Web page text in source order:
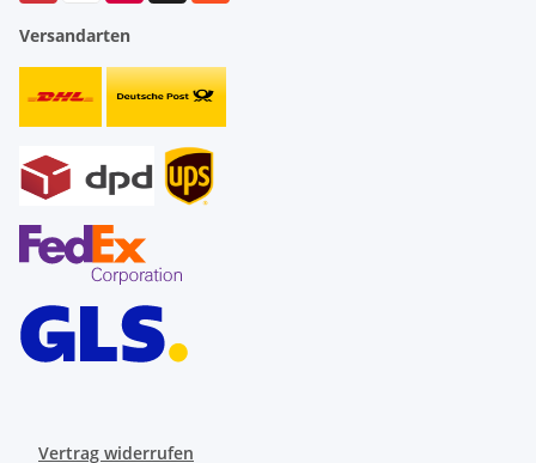
Versandarten
Vertrag widerrufen